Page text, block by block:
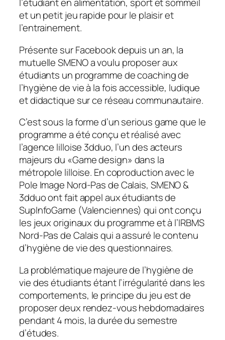
l’étudiant en alimentation, sport et sommeil
et un petit jeu rapide pour le plaisir et
l’entrainement.
Présente sur Facebook depuis un an, la
mutuelle SMENO a voulu proposer aux
étudiants un programme de coaching de
l’hygiène de vie à la fois accessible, ludique
et didactique sur ce réseau communautaire.
C’est sous la forme d’un serious game que le
programme a été conçu et réalisé avec
l’agence lilloise 3dduo, l’un des acteurs
majeurs du «Game design» dans la
métropole lilloise. En coproduction avec le
Pole Image Nord-Pas de Calais, SMENO &
3dduo ont fait appel aux étudiants de
SupInfoGame (Valenciennes) qui ont conçu
les jeux originaux du programme et à l’IRBMS
Nord-Pas de Calais qui a assuré le contenu
d’hygiène de vie des questionnaires.
La problématique majeure de l’hygiène de
vie des étudiants étant l’irrégularité dans les
comportements, le principe du jeu est de
proposer deux rendez-vous hebdomadaires
pendant 4 mois, la durée du semestre
d’études.